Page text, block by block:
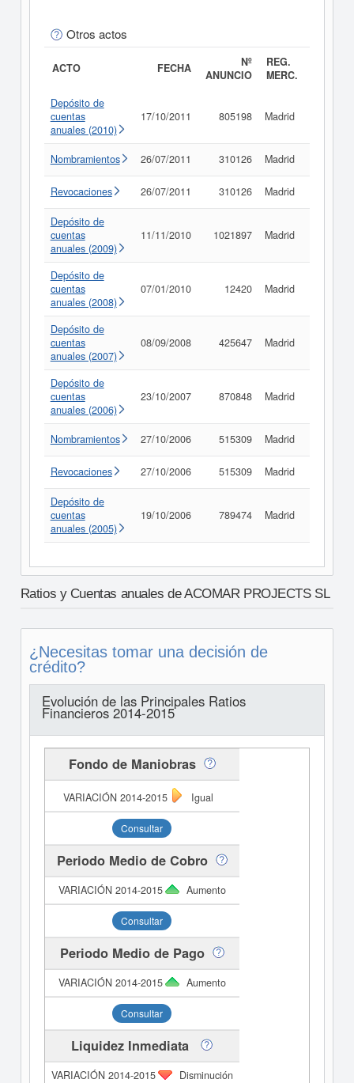
Otros actos
ACTO FECHA
Nº
ANUNCIO
REG.
MERC.
Depósito de
cuentas
anuales (2010)
17/10/2011 805198 Madrid
Nombramientos 26/07/2011 310126 Madrid
Revocaciones 26/07/2011 310126 Madrid
Depósito de
cuentas
anuales (2009)
11/11/2010 1021897 Madrid
Depósito de
cuentas
anuales (2008)
07/01/2010 12420 Madrid
Depósito de
cuentas
anuales (2007)
08/09/2008 425647 Madrid
Depósito de
cuentas
anuales (2006)
23/10/2007 870848 Madrid
Nombramientos 27/10/2006 515309 Madrid
Revocaciones 27/10/2006 515309 Madrid
Depósito de
cuentas
anuales (2005)
19/10/2006 789474 Madrid
Ratios y Cuentas anuales de ACOMAR PROJECTS SL
¿Necesitas tomar una decisión de
crédito?
Evolución de las Principales Ratios
Financieros 2014-2015
Fondo de Maniobras
Igual
Consultar
Periodo Medio de Cobro
Aumento
Consultar
Periodo Medio de Pago
Aumento
Consultar
Liquidez Inmediata
Disminución